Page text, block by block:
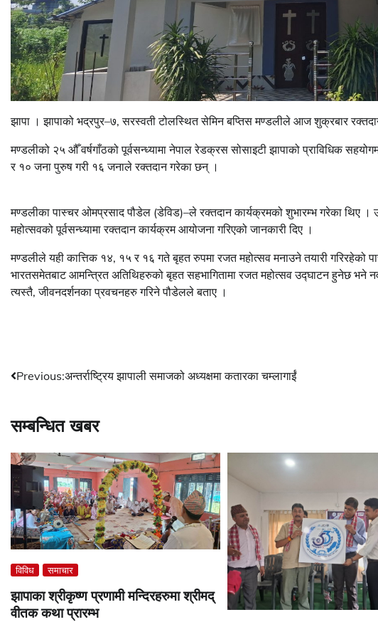
झापा । झापाको भद्रपुर–७, सरस्वती टोलस्थित सेमिन बप्तिस मण्डलीले आज शुक्रबार
मण्डलीको २५ औँ वर्षगाँठको पूर्वसन्ध्यामा नेपाल रेडक्रस सोसाइटी झापाको प्राविधिक
र १० जना पुरुष गरी १६ जनाले रक्तदान गरेका छन् ।
मण्डलीका पास्चर ओमप्रसाद पौडेल (डेविड)–ले रक्तदान कार्यक्रमको शुभारम्भ गरेका थिए ।
महोत्सवको पूर्वसन्ध्यामा रक्तदान कार्यक्रम आयोजना गरिएको जानकारी दिए ।
मण्डलीले यही कात्तिक १४, १५ र १६ गते बृहत रुपमा रजत महोत्सव मनाउने तयारी गरिरहेको
भारतसमेतबाट आमन्त्रित अतिथिहरुको बृहत सहभागितामा रजत महोत्सव उद्घाटन हुनेछ भने
त्यस्तै, जीवनदर्शनका प्रवचनहरु गरिने पौडेलले बताए ।
Post
Previous:अन्तर्राष्ट्रिय झापाली समाजको अध्यक्षमा कतारका चम्लागाईं
सम्बन्धित खबर
विविध समाचार
झापाका श्रीकृष्ण प्रणामी मन्दिरहरुमा श्रीमद्
वीतक कथा प्रारम्भ